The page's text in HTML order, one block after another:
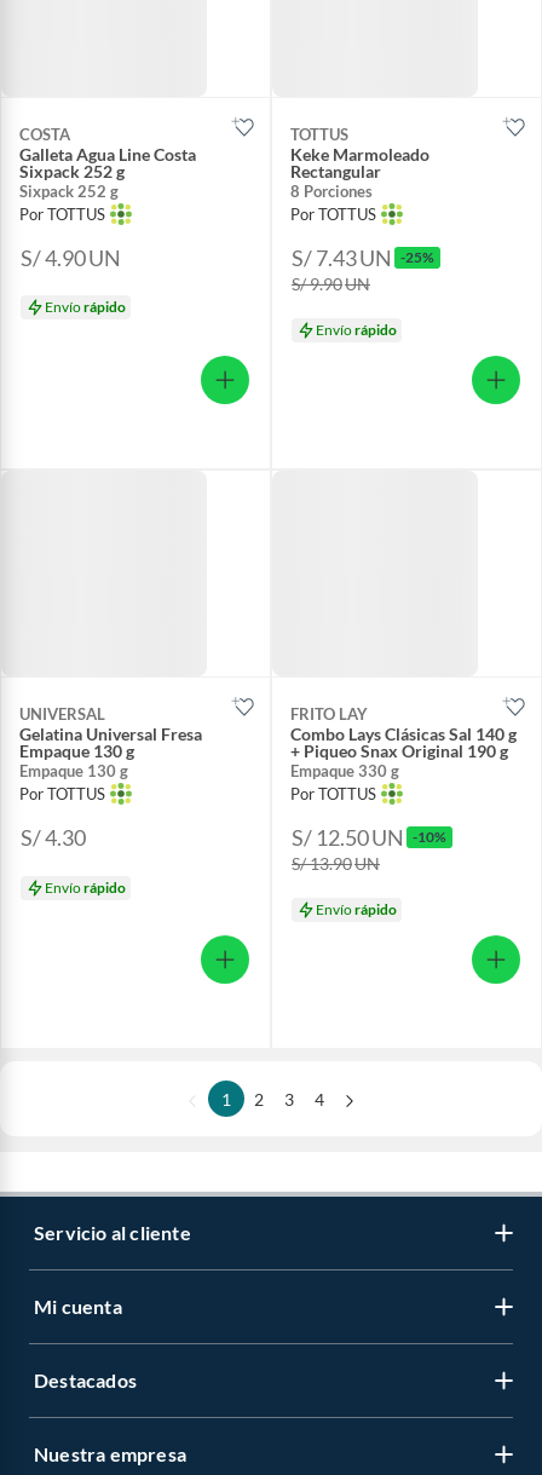
COSTA
Galleta Agua Line Costa
Sixpack 252 g
Sixpack 252 g
Por TOTTUS
S/ 4.90UN
Envíorápido
TOTTUS
Keke Marmoleado
Rectangular
8 Porciones
Por TOTTUS
S/ 7.43UN -25%
S/ 9.90UN
Envíorápido
UNIVERSAL
Gelatina Universal Fresa
Empaque 130 g
Empaque 130 g
Por TOTTUS
S/ 4.30
Envíorápido
FRITO LAY
Combo Lays Clásicas Sal 140 g
+ Piqueo Snax Original 190 g
Empaque 330 g
Por TOTTUS
S/ 12.50UN -10%
S/ 13.90UN
Envíorápido
1 2 3 4
Servicio al cliente
Mi cuenta
Destacados
Nuestra empresa